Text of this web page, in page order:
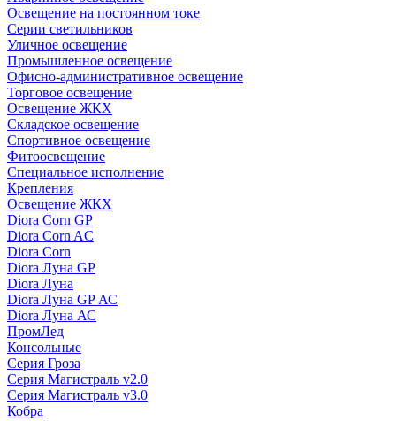
Освещение на постоянном токе
Серии светильников
Уличное освещение
Промышленное освещение
Офисно-административное освещение
Торговое освещение
Освещение ЖКХ
Складское освещение
Спортивное освещение
Фитоосвещение
Специальное исполнение
Крепления
Освещение ЖКХ
Diora Corn GP
Diora Corn AC
Diora Corn
Diora Луна GP
Diora Луна
Diora Луна GP АС
Diora Луна АС
ПромЛед
Консольные
Серия Гроза
Серия Магистраль v2.0
Серия Магистраль v3.0
Кобра